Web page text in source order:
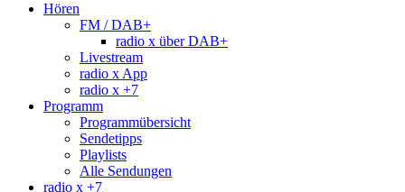
Hören
FM / DAB+
radio x über DAB+
Livestream
radio x App
radio x +7
Programm
Programmübersicht
Sendetipps
Playlists
Alle Sendungen
radio x +7